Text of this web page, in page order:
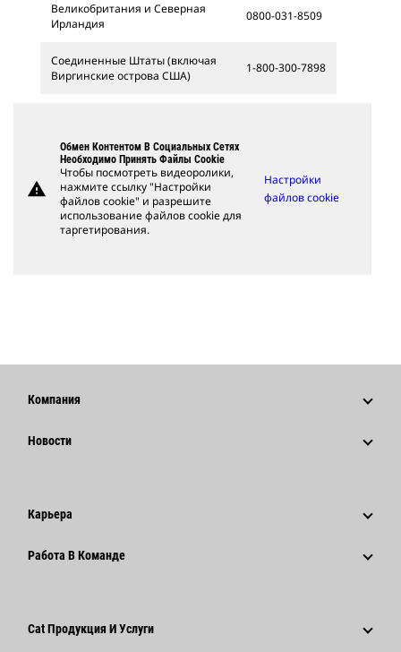
Великобритания и Северная
Ирландия
0800-031-8509
Соединенные Штаты (включая
Виргинские острова США)
1-800-300-7898
warning
Обмен Контентом В Социальных Сетях
Необходимо Принять Файлы Cookie
Чтобы посмотреть видеоролики,
нажмите ссылку "Настройки
файлов cookie" и разрешите
использование файлов cookie для
таргетирования.
Настройки
файлов cookie
Компания
Стратегия
Кодекс Деловой Этики
Новейшие Технологии
Новости
Корпоративные Пресс-Релизы
Карьера
Почему Caterpillar?
Работа В Команде
Поставщики
Cat Продукция И Услуги